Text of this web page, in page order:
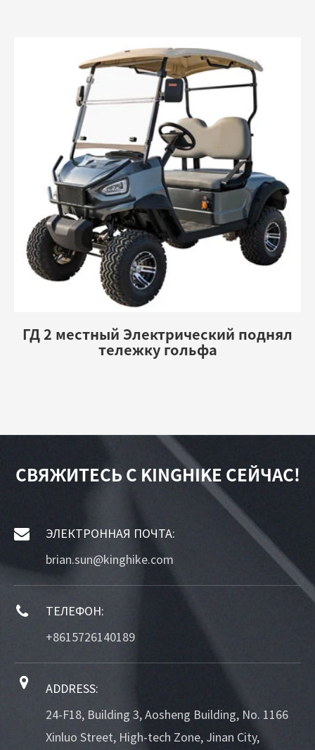
ГД 2 местный Электрический поднял
тележку гольфа
СВЯЖИТЕСЬ С KINGHIKE СЕЙЧАС!
ЭЛЕКТРОННАЯ ПОЧТА:
brian.sun@kinghike.com
ТЕЛЕФОН:
+8615726140189
ADDRESS:
24-F18, Building 3, Aosheng Building, No. 1166
Xinluo Street, High-tech Zone, Jinan City,